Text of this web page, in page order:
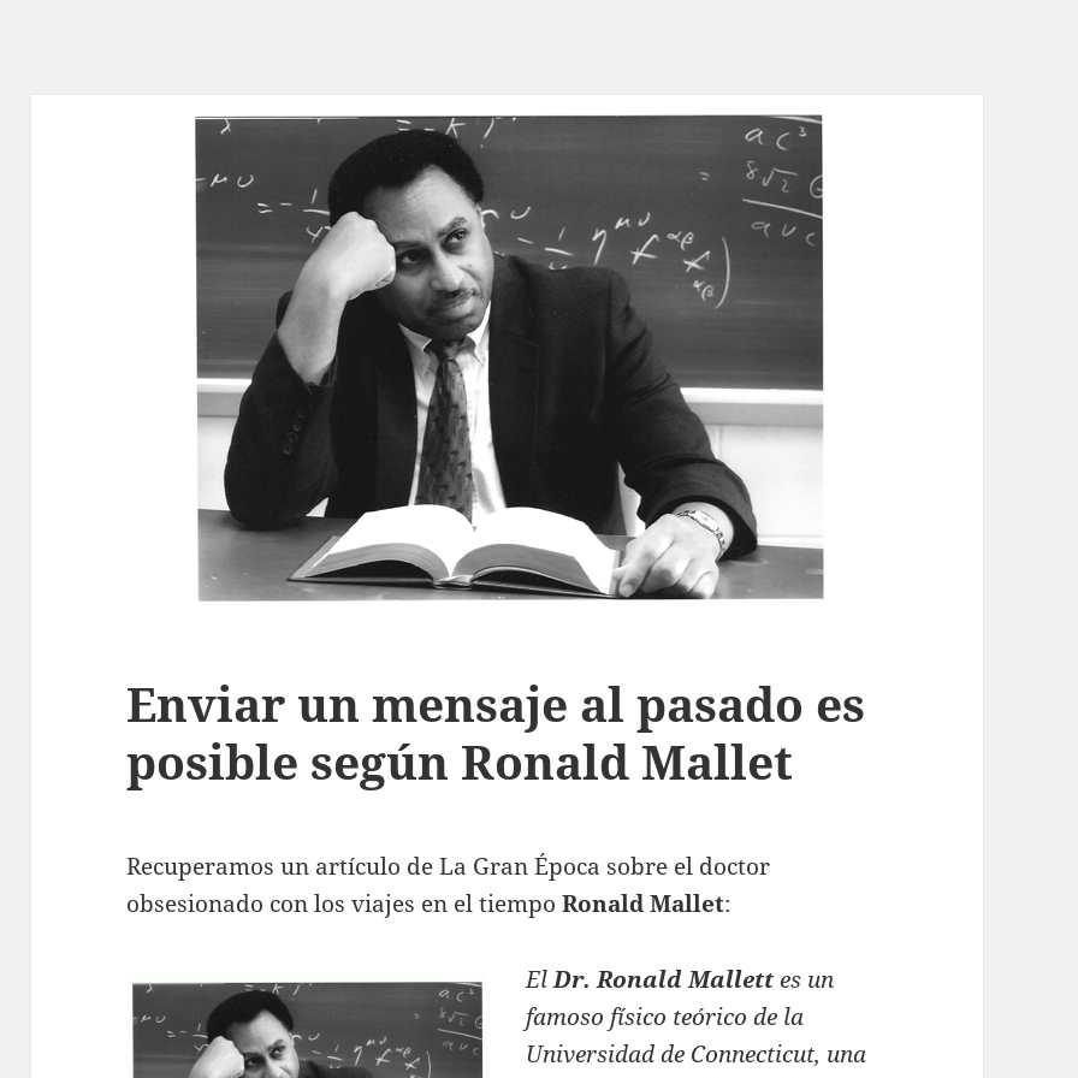
Enviar un mensaje al pasado es
posible según Ronald Mallet
Recuperamos un artículo de La Gran Época sobre el doctor
obsesionado con los viajes en el tiempoRonald Mallet:
ElDr. Ronald Mallettes un
famoso físico teórico de la
Universidad de Connecticut, una